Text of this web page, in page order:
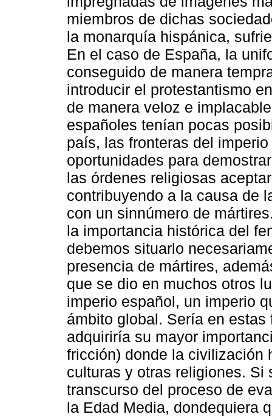
miembros de dichas
la monarquía hispánica,
En el caso de España, la
conseguido de manera
introducir el protestantismo
de manera veloz e
españoles tenían pocas
país, las fronteras del
oportunidades para
las órdenes religiosas
contribuyendo a la causa de
con un sinnúmero de
la importancia histórica del
debemos situarlo
presencia de mártires,
que se dio en muchos otros
imperio español, un imperio
ámbito global. Sería en
adquiriría su mayor
fricción) donde la civilización
culturas y otras religiones. Si
transcurso del proceso de
la Edad Media, dondequiera